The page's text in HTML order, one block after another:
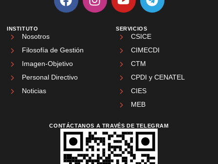
INSTITUTO
Nosotros
Filosofía de Gestión
Imagen-Objetivo
Personal Directivo
Noticias
SERVICIOS
CSICE
CIMECDI
CTM
CPDI y CENATEL
CIES
MEB
CONTÁCTANOS A TRAVÉS DE TELEGRAM